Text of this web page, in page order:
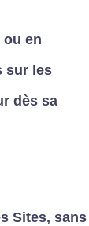
en
sur les
dès sa
Sites, sans